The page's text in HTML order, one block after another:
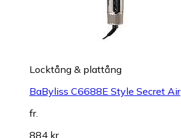
Locktång & plattång
BaByliss C6688E Style Secret Air
fr.
884 kr